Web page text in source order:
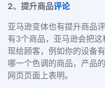
2、提升商品评论
亚马逊变体也有提升商品
有3个商品，亚马逊会把
现给顾客，例如你的设备
哪一个色调的商品，产品
网页页面上表明。